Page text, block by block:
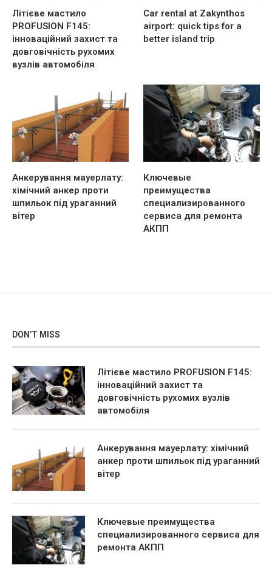
Літієве мастило
PROFUSION F145:
інноваційний захист та
довговічність рухомих
вузлів автомобіля
Car rental at Zakynthos
airport: quick tips for a
better island trip
Анкерування мауерлату:
хімічний анкер проти
шпильок під ураганний
вітер
Ключевые
преимущества
специализированного
сервиса для ремонта
АКПП
DON’T MISS
Літієве мастило PROFUSION F145:
інноваційний захист та
довговічність рухомих вузлів
автомобіля
Анкерування мауерлату: хімічний
анкер проти шпильок під ураганний
вітер
Ключевые преимущества
специализированного сервиса для
ремонта АКПП